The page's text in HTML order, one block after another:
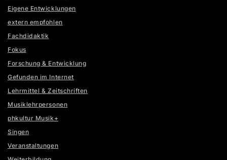
Eigene Entwicklungen
extern empfohlen
Fachdidaktik
Fokus
Forschung & Entwicklung
Gefunden im Internet
Lehrmittel & Zeitschriften
Musiklehrpersonen
phkultur Musik+
Singen
Veranstaltungen